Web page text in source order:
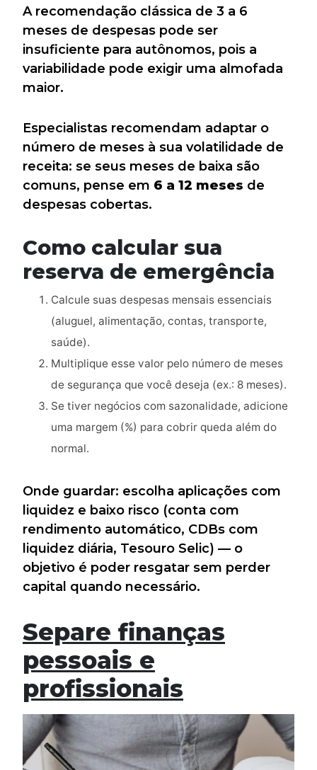
A recomendação clássica de 3 a 6
meses de despesas pode ser
insuficiente para autônomos, pois a
variabilidade pode exigir uma almofada
maior.
Especialistas recomendam adaptar o
número de meses à sua volatilidade de
receita: se seus meses de baixa são
comuns, pense em 6 a 12 meses de
despesas cobertas.
Como calcular sua
reserva de emergência
Calcule suas despesas mensais essenciais
(aluguel, alimentação, contas, transporte,
saúde).
Multiplique esse valor pelo número de meses
de segurança que você deseja (ex.: 8 meses).
Se tiver negócios com sazonalidade, adicione
uma margem (%) para cobrir queda além do
normal.
Onde guardar: escolha aplicações com
liquidez e baixo risco (conta com
rendimento automático, CDBs com
liquidez diária, Tesouro Selic) — o
objetivo é poder resgatar sem perder
capital quando necessário.
Separe finanças
pessoais e
profissionais